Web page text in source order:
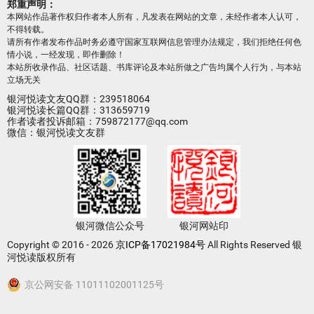
郑重声明：
本网站作品著作权归作者本人所有，凡发表在网站的文章，未经作者本人认可，
不得转载。
请所有作者发布作品时务必遵守国家互联网信息管理办法规定，我们拒绝任何色
情小说，一经发现，即作删除！
本站所收录作品、社区话题、书库评论及本站所做之广告均属个人行为，与本站
立场无关
银河悦读文友QQ群：239518064
银河悦读长篇QQ群：313659719
作者读者投诉邮箱：759872177@qq.com
微信：银河悦读文友群
银河微信公众号
银河网站印
Copyright © 2016 - 2026京ICP备17021984号All Rights Reserved 银
河悦读版权所有
京公网安备 11011102001125号